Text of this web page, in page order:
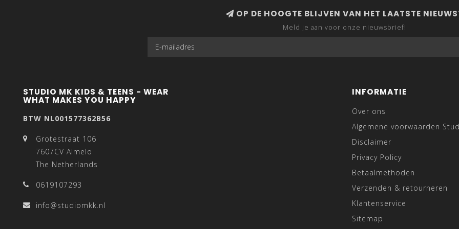
OP DE HOOGTE BLIJVEN VAN HET LAATSTE
Meld je aan voor onze nieuwsbrief!
STUDIO MK KIDS & TEENS - WEAR
WHAT MAKES YOU HAPPY
BTW NL001577362B56
Grotestraat 106
7607CV Almelo
The Netherlands
0619107293
info@studiomkk.nl
INFORMATIE
Over ons
Algemene voorwaarden
Disclaimer
Privacy Policy
Betaalmethoden
Verzenden & retourneren
Klantenservice
Sitemap